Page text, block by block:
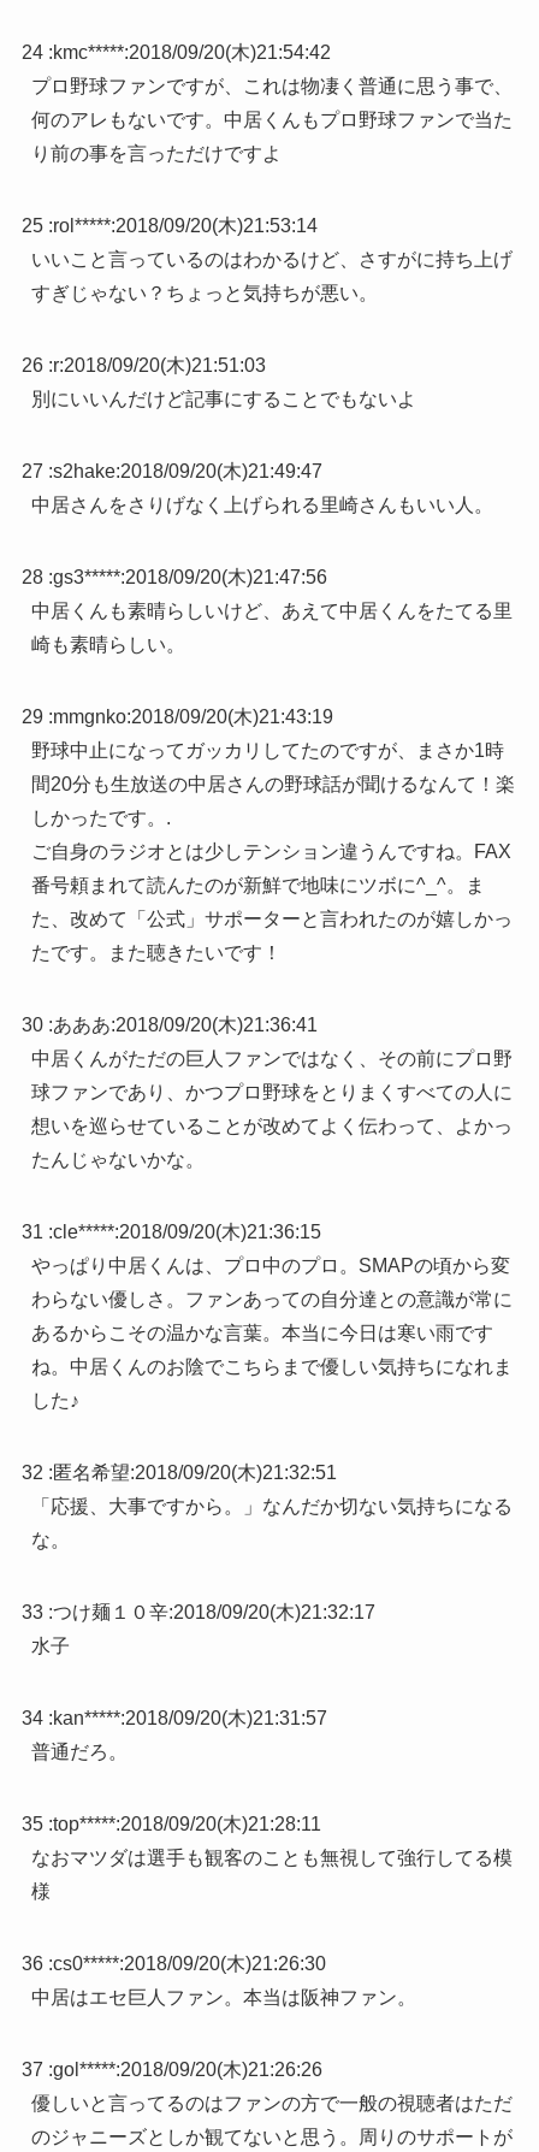
24 :kmc*****:2018/09/20(木)21:54:42
プロ野球ファンですが、これは物凄く普通に思う事で、
何のアレもないです。中居くんもプロ野球ファンで当た
り前の事を言っただけですよ
25 :rol*****:2018/09/20(木)21:53:14
いいこと言っているのはわかるけど、さすがに持ち上げ
すぎじゃない？ちょっと気持ちが悪い。
26 :r:2018/09/20(木)21:51:03
別にいいんだけど記事にすることでもないよ
27 :s2hake:2018/09/20(木)21:49:47
中居さんをさりげなく上げられる里崎さんもいい人。
28 :gs3*****:2018/09/20(木)21:47:56
中居くんも素晴らしいけど、あえて中居くんをたてる里
崎も素晴らしい。
29 :mmgnko:2018/09/20(木)21:43:19
野球中止になってガッカリしてたのですが、まさか1時
間20分も生放送の中居さんの野球話が聞けるなんて！楽
しかったです。.
ご自身のラジオとは少しテンション違うんですね。FAX
番号頼まれて読んたのが新鮮で地味にツボに^_^。ま
た、改めて「公式」サポーターと言われたのが嬉しかっ
たです。また聴きたいです！
30 :あああ:2018/09/20(木)21:36:41
中居くんがただの巨人ファンではなく、その前にプロ野
球ファンであり、かつプロ野球をとりまくすべての人に
想いを巡らせていることが改めてよく伝わって、よかっ
たんじゃないかな。
31 :cle*****:2018/09/20(木)21:36:15
やっぱり中居くんは、プロ中のプロ。SMAPの頃から変
わらない優しさ。ファンあっての自分達との意識が常に
あるからこその温かな言葉。本当に今日は寒い雨です
ね。中居くんのお陰でこちらまで優しい気持ちになれま
した♪
32 :匿名希望:2018/09/20(木)21:32:51
「応援、大事ですから。」なんだか切ない気持ちになる
な。
33 :つけ麺１０辛:2018/09/20(木)21:32:17
水子
34 :kan*****:2018/09/20(木)21:31:57
普通だろ。
35 :top*****:2018/09/20(木)21:28:11
なおマツダは選手も観客のことも無視して強行してる模
様
36 :cs0*****:2018/09/20(木)21:26:30
中居はエセ巨人ファン。本当は阪神ファン。
37 :gol*****:2018/09/20(木)21:26:26
優しいと言ってるのはファンの方で一般の視聴者はただ
のジャニーズとしか観てないと思う。周りのサポートが